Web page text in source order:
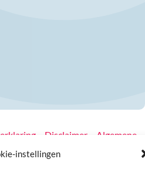
instellingen
– Disclaimer–
Algemene